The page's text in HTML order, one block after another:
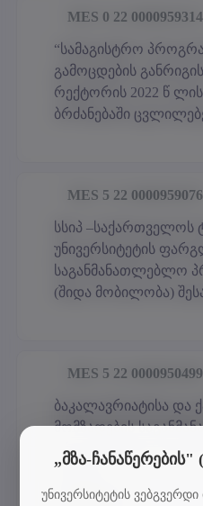
MES 0 22 0000959314
“სამაგისტრო
გამოცდების განრიგის
რექტორის 2022 წ ლის
ბრძანებაში
MES 5 22 0000959076
სსიპ –საქართველოს
უნივერსიტეტის
საგანმანათლებლო
(შიდა მობილობა)
MES 5 22 0000950499
ბაკალავრიატისა და
მომზადების
პროგრამებზე
შესახებ
დანართი 1
„მზა-
უნივერსიტეტის ვებგვერდი